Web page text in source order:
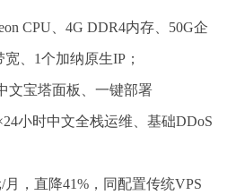
CPU、4G DDR4内存、50G企
、1个加纳原生IP；
文宝塔面板、一键部署
小时中文全栈运维、基础DDoS
，直降41%，同配置传统VPS